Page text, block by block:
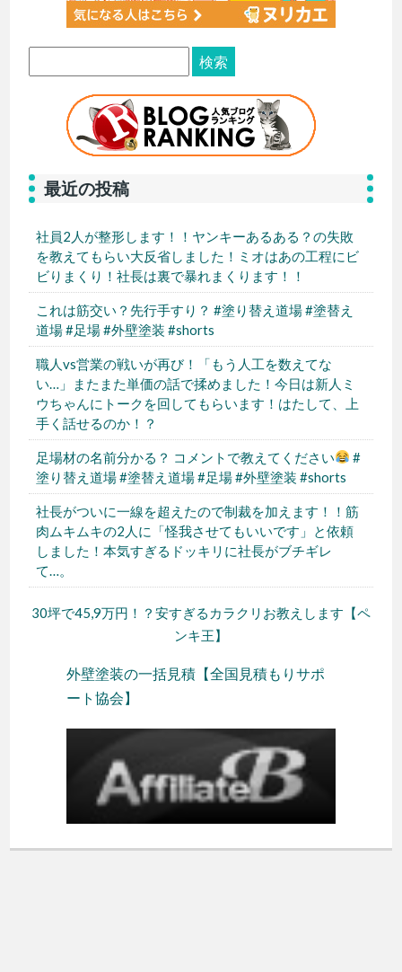
最近の投稿
社員2人が整形します！！ヤンキーあるある？の失敗
を教えてもらい大反省しました！ミオはあの工程にビ
ビりまくり！社長は裏で暴れまくります！！
これは筋交い？先行手すり？ #塗り替え道場 #塗替え
道場 #足場 #外壁塗装 #shorts
職人vs営業の戦いが再び！「もう人工を数えてな
い…」またまた単価の話で揉めました！今日は新人ミ
ウちゃんにトークを回してもらいます！はたして、上
手く話せるのか！？
足場材の名前分かる？ コメントで教えてください
#
塗り替え道場 #塗替え道場 #足場 #外壁塗装 #shorts
社長がついに一線を超えたので制裁を加えます！！筋
肉ムキムキの2人に「怪我させてもいいです」と依頼
しました！本気すぎるドッキリに社長がブチギレ
て…。
30坪で45,9万円！？安すぎるカラクリお教えします【ペ
ンキ王】
外壁塗装の一括見積【全国見積もりサポ
ート協会】